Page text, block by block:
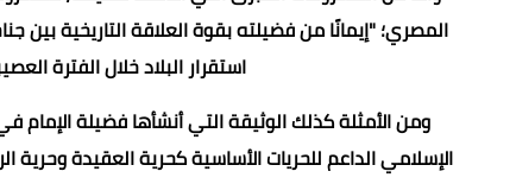
المصري؛ "إيمانًا من فضيلته بقوة العلاقة التاريخية
استقرار البلاد خلال الفترة
الإسلامي الداعم للحريات الأساسية كحرية العقيدة وحرية